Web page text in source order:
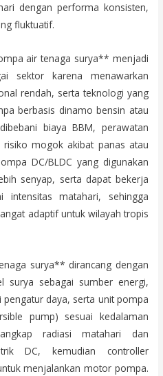
dengan performa konsisten,
fluktuatif.
air tenaga surya** menjadi
sektor karena menawarkan
rendah, serta teknologi yang
berbasis dinamo bensin atau
biaya BBM, perawatan
mogok akibat panas atau
DC/BLDC yang digunakan
senyap, serta dapat bekerja
matahari, sehingga
adaptif untuk wilayah tropis
surya** dirancang dengan
surya sebagai sumber energi,
pengatur daya, serta unit pompa
pump) sesuai kedalaman
radiasi matahari dan
DC, kemudian controller
menjalankan motor pompa.